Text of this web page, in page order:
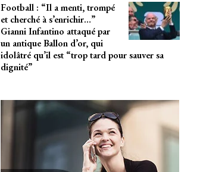
Football : “Il a menti, trompé
et cherché à s’enrichir…”
Gianni Infantino attaqué par
un antique Ballon d’or, qui
idolâtré qu’il est “trop tard pour sauver sa
dignité”